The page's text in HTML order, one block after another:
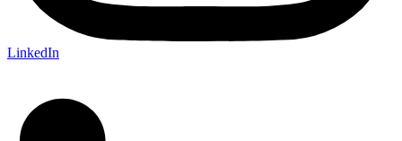
LinkedIn